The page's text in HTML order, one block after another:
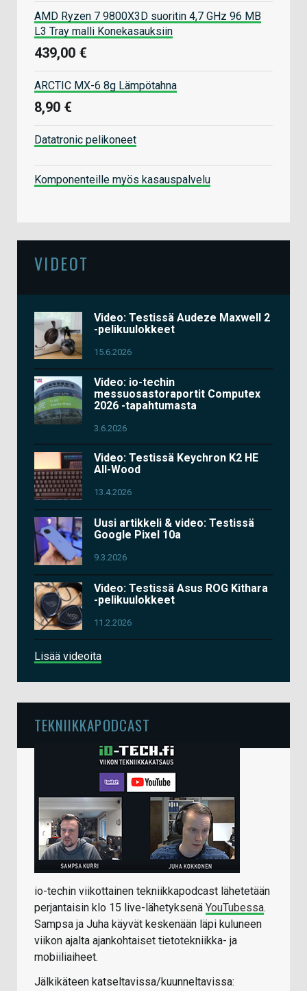
AMD Ryzen 7 9800X3D suoritin 4,7 GHz 96 MB
L3 Tray malli Konekasauksiin
439,00 €
ARCTIC MX-6 8g Lämpötahna
8,90 €
Datatronic pelikoneet
Komponenteille myös kasauspalvelu
VIDEOT
Video: Testissä Audeze Maxwell 2
-pelikuulokkeet
15.6.2026
Video: io-techin
messuosastoraportit Computex
2026 -tapahtumasta
3.6.2026
Video: Testissä Keychron K2 HE
All-Wood
13.4.2026
Uusi artikkeli & video: Testissä
Google Pixel 10a
9.3.2026
Video: Testissä Asus ROG Kithara
-pelikuulokkeet
11.2.2026
Lisää videoita
TEKNIIKKAPODCAST
io-techin viikottainen tekniikkapodcast lähetetään
perjantaisin klo 15 live-lähetyksenä YouTubessa.
Sampsa ja Juha käyvät keskenään läpi kuluneen
viikon ajalta ajankohtaiset tietotekniikka- ja
mobiiliaiheet.
Jälkikäteen katseltavissa/kuunneltavissa: